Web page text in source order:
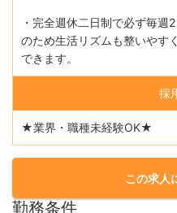
・完全週休二日制で必ず毎週
のため生活リズムも整いやす
できます。
採
★業界・職種未経験OK★
この求人
勤務条件